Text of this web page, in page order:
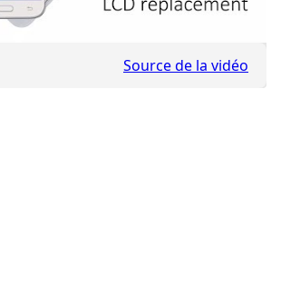
Source de la vidéo